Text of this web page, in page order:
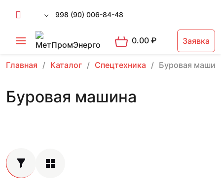
998 (90) 006-84-48
0.00₽ Заявка
Главная Каталог Спецтехника Буровая
Буровая машина